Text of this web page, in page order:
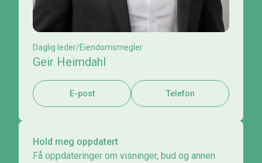
Daglig leder/Eiendomsmegler
Geir Heimdahl
E-post Telefon
Hold meg oppdatert
Få oppdateringer om visninger, bud og annen